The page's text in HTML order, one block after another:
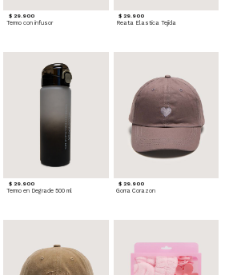
$ 29.900
Termo con infusor
$ 29.900
Reata Elastica Tejida
$ 29.900
Termo en Degrade 500 ml
$ 29.900
Gorra Corazon